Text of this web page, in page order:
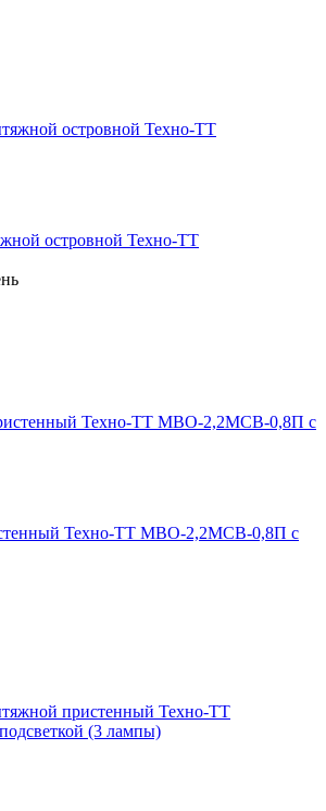
островной Техно-ТТ
Техно-ТТ МВО-2,2МСВ-0,8П с